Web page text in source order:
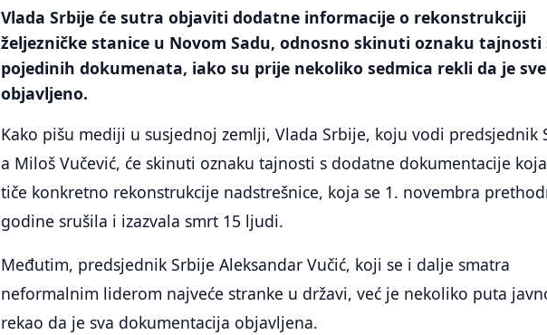
Vlada Srbije će sutra objaviti dodatne informacije o rekonstrukciji
željezničke stanice u Novom Sadu, odnosno skinuti oznaku tajnosti
pojedinih dokumenata, iako su prije nekoliko sedmica rekli da je
objavljeno.
Kako pišu mediji u susjednoj zemlji, Vlada Srbije, koju vodi predsjednik
a Miloš Vučević, će skinuti oznaku tajnosti s dodatne dokumentacije
tiče konkretno rekonstrukcije nadstrešnice, koja se 1. novembra
godine srušila i izazvala smrt 15 ljudi.
Međutim, predsjednik Srbije Aleksandar Vučić, koji se i dalje smatra
neformalnim liderom najveće stranke u državi, već je nekoliko puta
rekao da je sva dokumentacija objavljena.